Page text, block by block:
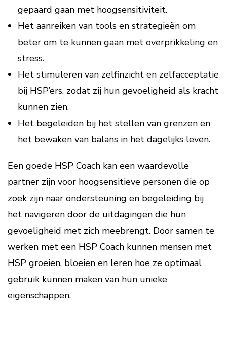
gepaard gaan met hoogsensitiviteit.
Het aanreiken van tools en strategieën om
beter om te kunnen gaan met overprikkeling en
stress.
Het stimuleren van zelfinzicht en zelfacceptatie
bij HSP’ers, zodat zij hun gevoeligheid als kracht
kunnen zien.
Het begeleiden bij het stellen van grenzen en
het bewaken van balans in het dagelijks leven.
Een goede HSP Coach kan een waardevolle
partner zijn voor hoogsensitieve personen die op
zoek zijn naar ondersteuning en begeleiding bij
het navigeren door de uitdagingen die hun
gevoeligheid met zich meebrengt. Door samen te
werken met een HSP Coach kunnen mensen met
HSP groeien, bloeien en leren hoe ze optimaal
gebruik kunnen maken van hun unieke
eigenschappen.